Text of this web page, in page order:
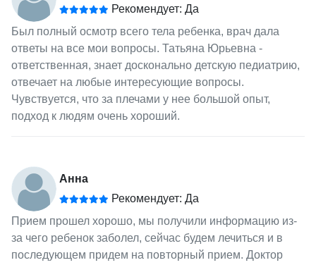
Рекомендует: Да
Был полный осмотр всего тела ребенка, врач дала
ответы на все мои вопросы. Татьяна Юрьевна -
ответственная, знает досконально детскую педиатрию,
отвечает на любые интересующие вопросы.
Чувствуется, что за плечами у нее большой опыт,
подход к людям очень хороший.
Анна
Рекомендует: Да
Прием прошел хорошо, мы получили информацию из-
за чего ребенок заболел, сейчас будем лечиться и в
последующем придем на повторный прием. Доктор